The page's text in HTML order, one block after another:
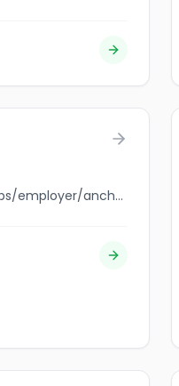
jobbank.gc.ca/browsejobs/employer/anchal+jain/ca